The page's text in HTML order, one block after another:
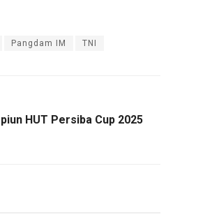
Pangdam IM TNI
HUT Persiba Cup 2025